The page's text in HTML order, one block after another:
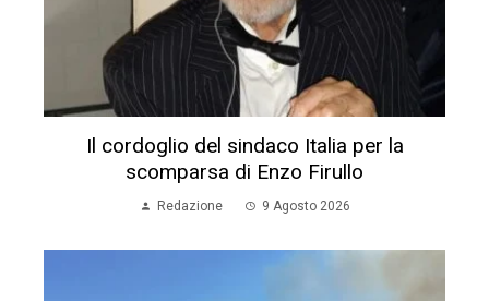
Il cordoglio del sindaco Italia per la
scomparsa di Enzo Firullo
Redazione 9 Agosto 2026